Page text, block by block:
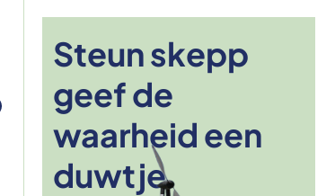
Steun skepp
geef de
waarheid een
duwtje
Afbeelding